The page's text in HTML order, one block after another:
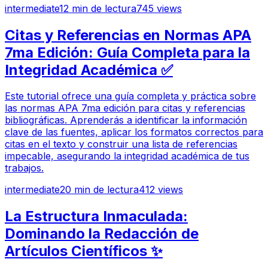
intermediate12 min de lectura745 views
Citas y Referencias en Normas APA
7ma Edición: Guía Completa para la
Integridad Académica ✅
Este tutorial ofrece una guía completa y práctica sobre
las normas APA 7ma edición para citas y referencias
bibliográficas. Aprenderás a identificar la información
clave de las fuentes, aplicar los formatos correctos para
citas en el texto y construir una lista de referencias
impecable, asegurando la integridad académica de tus
trabajos.
intermediate20 min de lectura412 views
La Estructura Inmaculada:
Dominando la Redacción de
Artículos Científicos ✨